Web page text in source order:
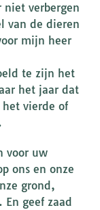
verbergen
van de dieren
mijn heer
te zijn het
het jaar dat
het vierde of
voor uw
ons en onze
grond,
geef zaad